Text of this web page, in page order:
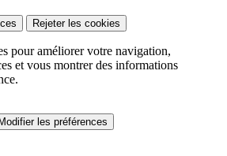
Rejeter les cookies
pour améliorer votre navigation,
et vous montrer des informations
Modifier les préférences